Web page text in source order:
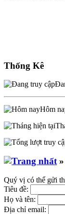
Thống Kê
Hôm
»
Quý vị có thể gửi
Tiêu đề:
Họ và tên:
Địa chỉ email: